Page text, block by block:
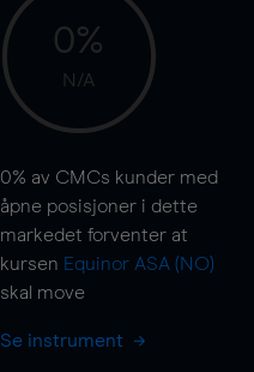
0%
N/A
0% av CMCs kunder med
åpne posisjoner i dette
markedet forventer at
kursen Equinor ASA (NO)
skal move
Se instrument